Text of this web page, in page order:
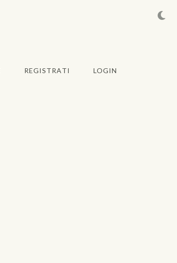
REGISTRATI LOGIN